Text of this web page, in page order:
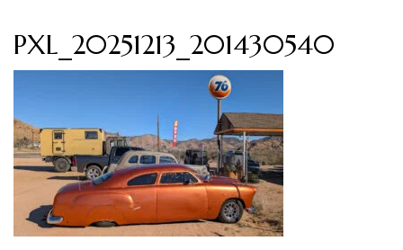
PXL_20251213_201430540